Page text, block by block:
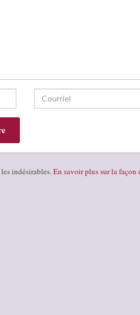
indésirables. En savoir plus sur la façon